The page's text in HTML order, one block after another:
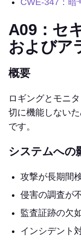
A09：セ
およびア
概要
ロギングとモニ
切に機能しない
です。
システムへの
攻撃が長期間
侵害の調査が
監査証跡の欠
インシデント